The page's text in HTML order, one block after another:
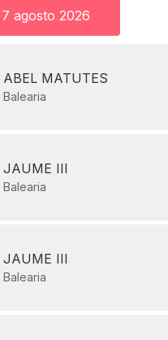
ABEL MATUTES
Balearia
JAUME III
Balearia
JAUME III
Balearia